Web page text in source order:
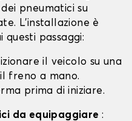
pneumatici su
L'installazione è
questi passaggi:
il veicolo su una
freno a mano.
prima di iniziare.
da equipaggiare :